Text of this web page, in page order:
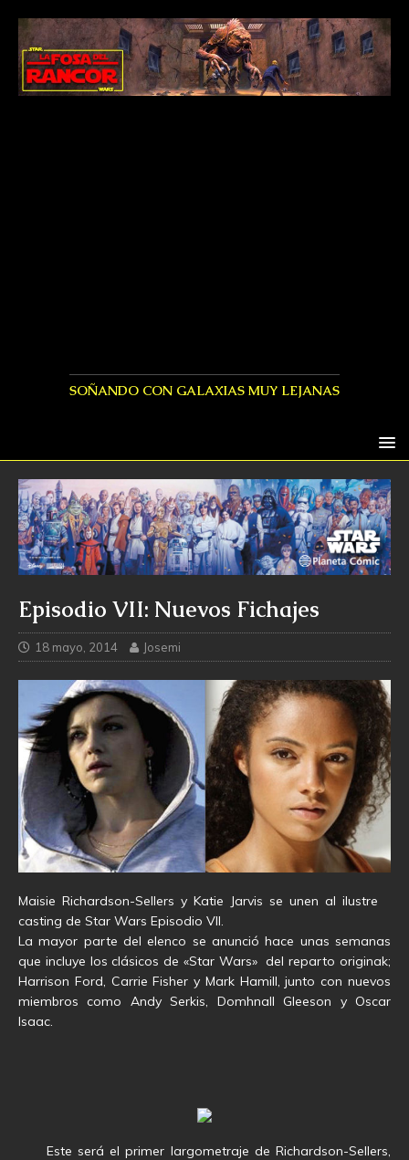
SOÑANDO CON GALAXIAS MUY LEJANAS
Episodio VII: Nuevos Fichajes
18 mayo, 2014 Josemi
Maisie Richardson-Sellers y Katie Jarvis se unen al ilustre
casting de Star Wars Episodio VII.
La mayor parte del elenco se anunció hace unas semanas
que incluye los clásicos de «Star Wars» del reparto originak;
Harrison Ford, Carrie Fisher y Mark Hamill, junto con nuevos
miembros como Andy Serkis, Domhnall Gleeson y Oscar
Isaac.
Este será el primer largometraje de Richardson-Sellers,